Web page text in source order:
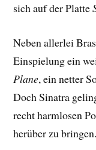
sich auf der Platte
Neben allerlei
Einspielung ein
Plane, ein netter
Doch Sinatra
recht harmlosen
herüber zu bringen.